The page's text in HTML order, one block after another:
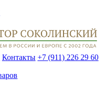
Контакты +7 (911) 226 29 60